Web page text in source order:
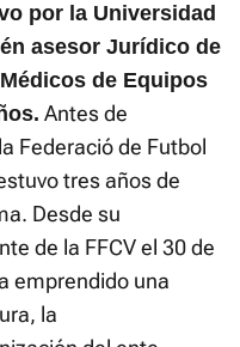
por la Universidad
asesor Jurídico de
de Equipos
Antes de
Federació de Futbol
tres años de
Desde su
de la FFCV el 30 de
emprendido una
la